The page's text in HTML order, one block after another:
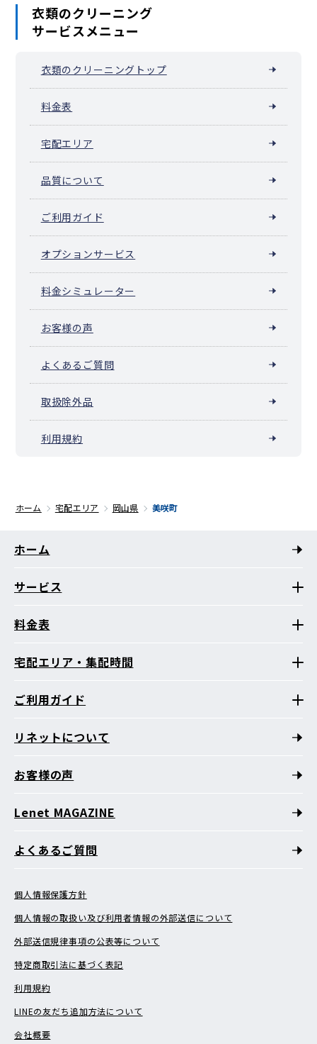
衣類のクリーニング
サービスメニュー
衣類のクリーニングトップ
料金表
宅配エリア
品質について
ご利用ガイド
オプションサービス
料金シミュレーター
お客様の声
よくあるご質問
取扱除外品
利用規約
ホーム 宅配エリア 岡山県 美咲町
ホーム
サービス
料金表
宅配エリア・集配時間
ご利用ガイド
リネットについて
お客様の声
Lenet MAGAZINE
よくあるご質問
個人情報保護方針
個人情報の取扱い及び利用者情報の外部送信について
外部送信規律事項の公表等について
特定商取引法に基づく表記
利用規約
LINEの友だち追加方法について
会社概要